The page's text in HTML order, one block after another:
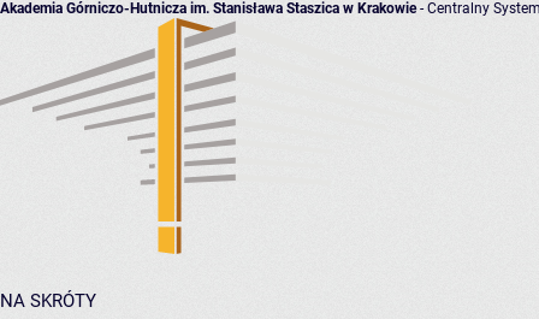
Akademia Górniczo-Hutnicza im. Stanisława Staszica w Krakowie- Centralny
NA SKRÓTY